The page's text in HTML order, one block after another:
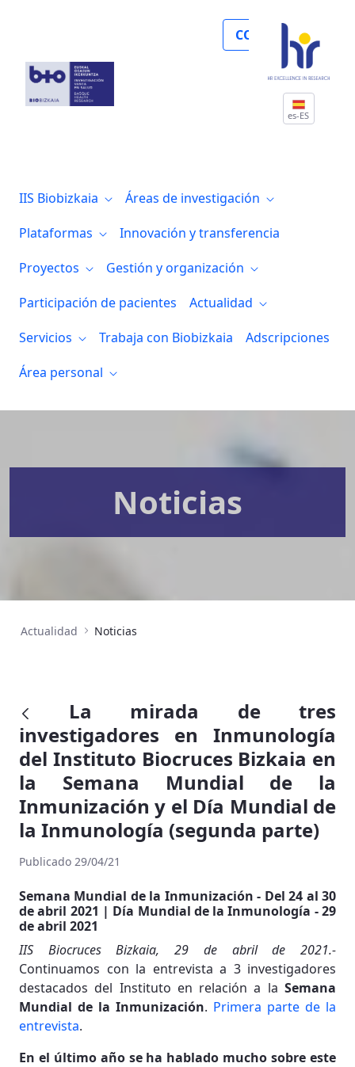
COLABORA
es-ES
IIS Biobizkaia
Áreas de investigación
Plataformas
Innovación y transferencia
Proyectos
Gestión y organización
Participación de pacientes
Actualidad
Servicios
Trabaja con Biobizkaia
Adscripciones
Área personal
Noticias
Actualidad Noticias
La mirada de tres
investigadores en Inmunología
del Instituto Biocruces Bizkaia en
la Semana Mundial de la
Inmunización y el Día Mundial de
la Inmunología (segunda parte)
Publicado 29/04/21
Semana Mundial de la Inmunización - Del 24 al 30
de abril 2021 | Día Mundial de la Inmunología - 29
de abril 2021
IIS Biocruces Bizkaia, 29 de abril de 2021.-
Continuamos con la entrevista a 3 investigadores
destacados del Instituto en relación a la Semana
Mundial de la Inmunización. Primera parte de la
entrevista.
En el último año se ha hablado mucho sobre este